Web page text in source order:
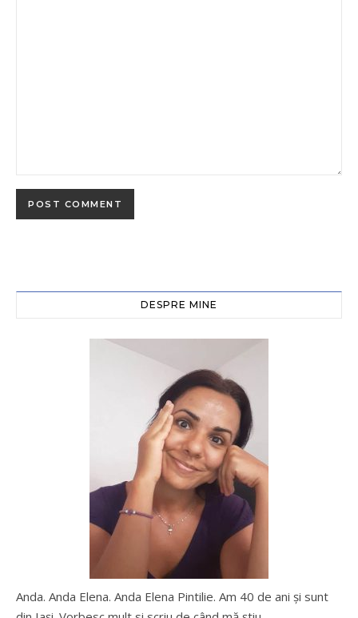
DESPRE MINE
Anda. Anda Elena. Anda Elena Pintilie. Am 40 de ani şi sunt